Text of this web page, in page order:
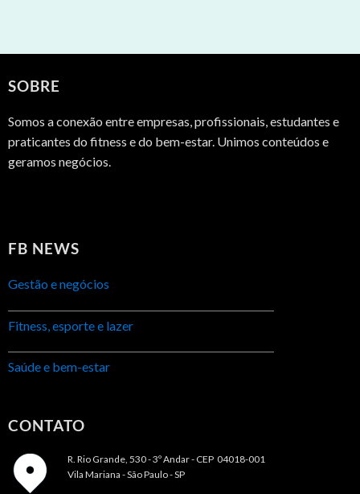
SOBRE
Somos a conexão entre empresas, profissionais, estudantes e
praticantes do fitness e do bem-estar. Unimos conteúdos e
geramos negócios.
FB NEWS
Gestão e negócios
Fitness, esporte e lazer
Saúde e bem-estar
CONTATO
R. Rio Grande, 530 - 3º Andar - CEP 04018-001
Vila Mariana - São Paulo - SP